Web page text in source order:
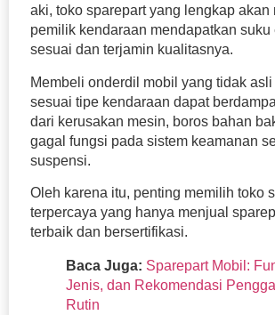
aki, toko sparepart yang lengkap akan
pemilik kendaraan mendapatkan suku
sesuai dan terjamin kualitasnya.
Membeli onderdil mobil yang tidak
sesuai tipe kendaraan dapat
dari kerusakan mesin, boros bahan
gagal fungsi pada sistem keamanan
suspensi.
Oleh karena itu, penting memilih toko
terpercaya yang hanya menjual
terbaik dan bersertifikasi.
Baca Juga: Sparepart Mobil:
Jenis, dan Rekomendasi
Rutin